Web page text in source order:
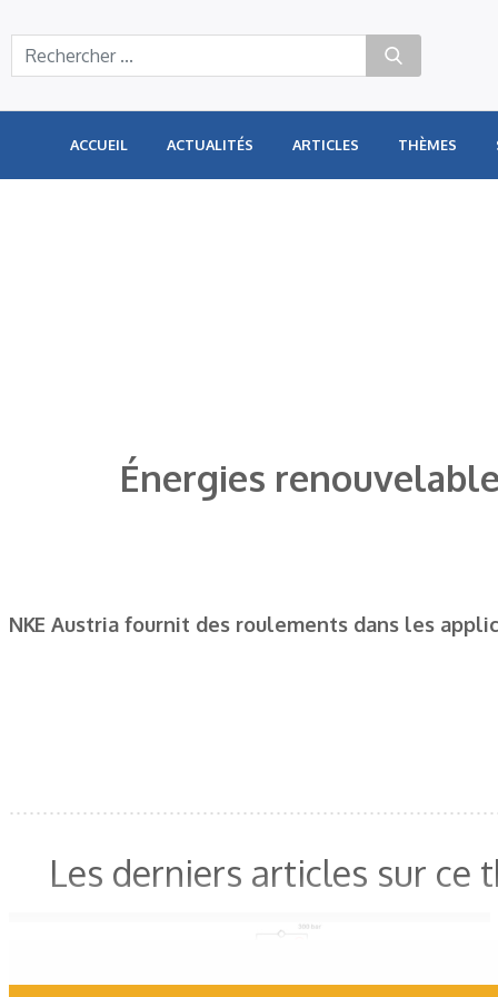
ACCUEIL ACTUALITÉS ARTICLES THÈMES
Énergies
NKE Austria fournit des roulements dans les
Les derniers articles sur ce